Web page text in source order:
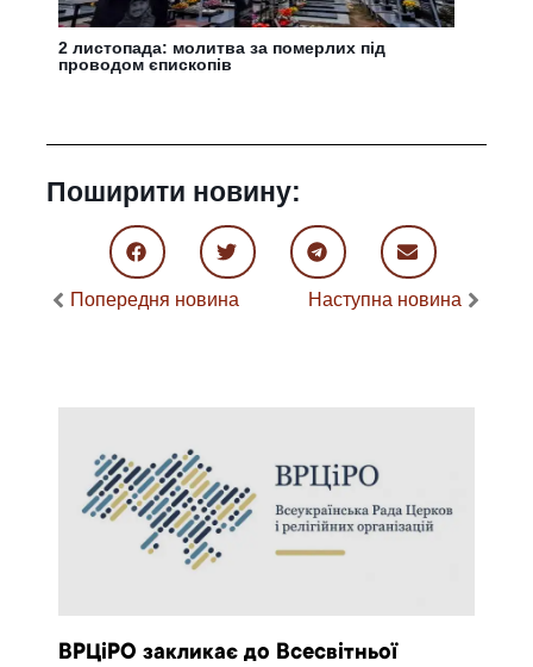
2 листопада: молитва за померлих під
проводом єпископів
Поширити новину:
Попередня новина Наступна новина
ВРЦіРО закликає до Всесвітньої